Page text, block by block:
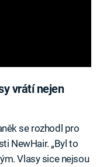
vrátí nejen
se rozhodl pro
NewHair. „Byl to
Vlasy sice nejsou